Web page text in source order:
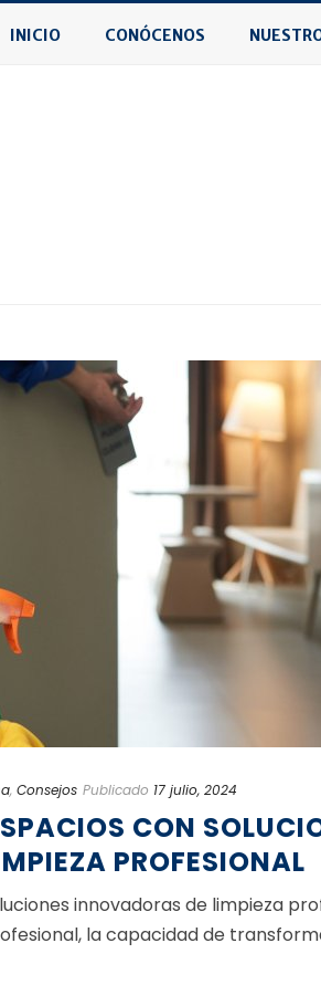
INICIO CONÓCENOS
, Consejos Publicado 17 julio, 2024
CON
PROFESIONAL
innovadoras de limpieza
la capacidad de